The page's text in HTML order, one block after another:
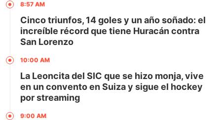
8:57 AM
Cinco triunfos, 14 goles y un año soñado: el
increíble récord que tiene Huracán contra
San Lorenzo
10:00 AM
La Leoncita del SIC que se hizo monja, vive
en un convento en Suiza y sigue el hockey
por streaming
9:00 AM